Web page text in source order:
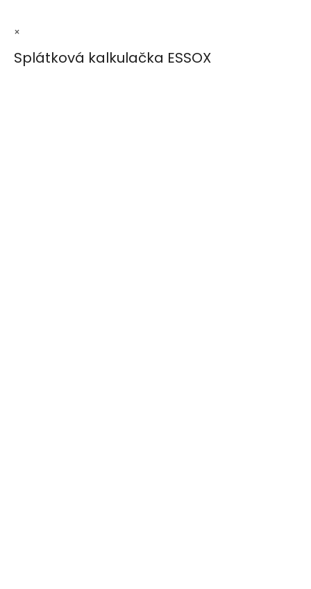
×
Splátková kalkulačka ESSOX